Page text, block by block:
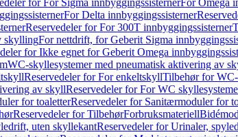
for For Sigma innbyggingssisternerFor Omega
For Delta innbyggingssisterner
Reservedeler for For 300T innbyggingssisterner
skyllingFor nettdrift, for Geberit Sigma
for Ikke egnet for Geberit Omega
WC-skyllesystemer med pneumatisk aktivering av
Reservedeler for For enkeltskyllTilbehør for
av skyllReservedeler for For WC
for toaletterReservedeler for Sanitærmoduler for
Reservedeler for TilbehørForbruksmateriell
uten skyllekantReservedeler for Urinaler,